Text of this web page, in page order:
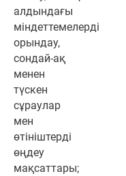
алдындағы
міндеттемелерді
орындау,
сондай-ақ
менен
түскен
сұраулар
мен
өтініштерді
өңдеу
мақсаттары;